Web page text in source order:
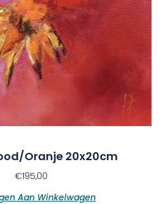
oranje 20x20cm
€195,00
Aan Winkelwagen